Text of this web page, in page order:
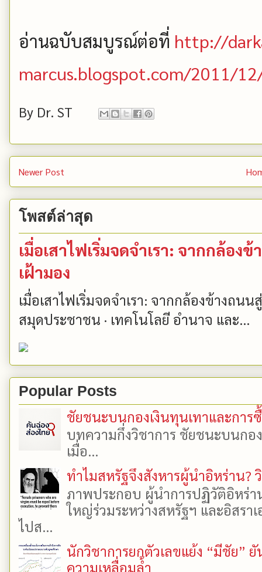
อ่านฉบับสมบูรณ์ต่อที่ http://
marcus.blogspot.com/2011/
By Dr. ST
Newer Post
โพสต์ล่าสุด
เมื่อเสาไฟเริ่มจดจำเรา: จากกล้อง
เฝ้ามอง
เมื่อเสาไฟเริ่มจดจำเรา: จากกล้องข้างถน
สมุดประชาชน · เทคโนโลยี อำนาจ และ...
Popular Posts
ชัยชนะบนกองเงินทุนเทาและการ
บทความกึ่งวิชาการ ชัยชนะบนกอ
เมื่อ...
ทำไมสหรัฐจึงสังหารผู้นำอิหร่าน?
ภาพประกอบ ผู้นำการปฏิวัติอิหร่า
ใหญ่ร่วมระหว่างสหรัฐฯ และอิสรา
ไปส...
นักวิชาการยกตัวเลขแย้ง “มีชัย”
ความเหลื่อมล้ำ